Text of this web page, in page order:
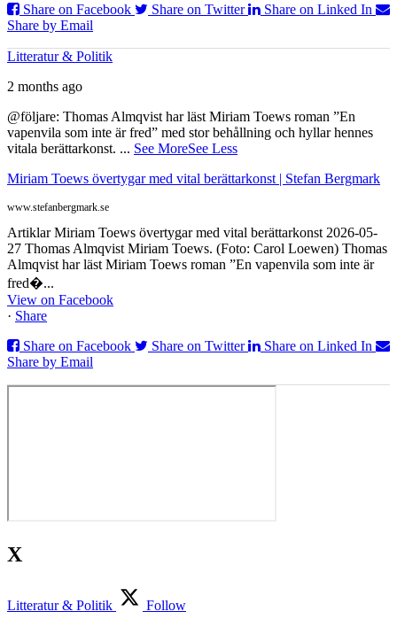
Share on Facebook
Share on Twitter
Share on Linked In
Share by Email
Litteratur & Politik
2 months ago
@följare: Thomas Almqvist har läst Miriam Toews roman ”En
vapenvila som inte är fred” med stor behållning och hyllar hennes
vitala berättarkonst. ... See MoreSee Less
Miriam Toews övertygar med vital berättarkonst | Stefan Bergmark
www.stefanbergmark.se
Artiklar Miriam Toews övertygar med vital berättarkonst 2026-05-
27 Thomas Almqvist Miriam Toews. (Foto: Carol Loewen) Thomas
Almqvist har läst Miriam Toews roman ”En vapenvila som inte är
fred�...
View on Facebook
· Share
Share on Facebook
Share on Twitter
Share on Linked In
Share by Email
X
Litteratur & Politik
Follow